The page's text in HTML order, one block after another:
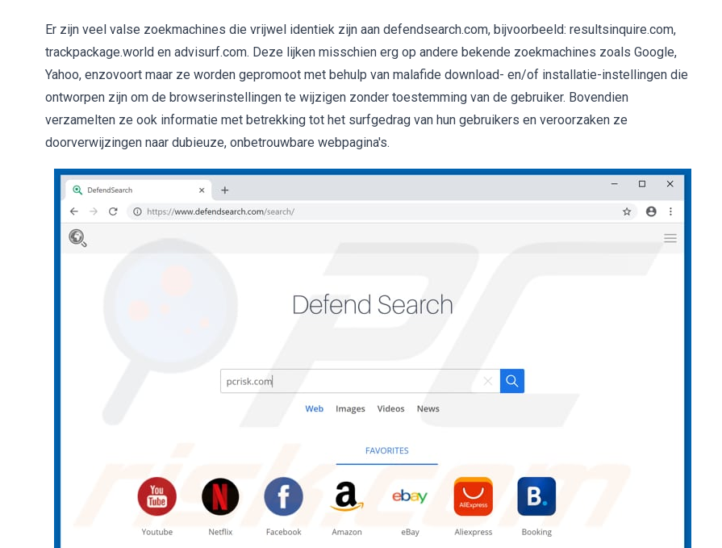
Er zijn veel valse zoekmachines die vrijwel identiek zijn aan defendsearch.com, bijvoorbeeld: resultsinquire.com,
trackpackage.world en advisurf.com. Deze lijken misschien erg op andere bekende zoekmachines zoals Google,
Yahoo, enzovoort maar ze worden gepromoot met behulp van malafide download- en/of installatie-instellingen die
ontworpen zijn om de browserinstellingen te wijzigen zonder toestemming van de gebruiker. Bovendien
verzamelten ze ook informatie met betrekking tot het surfgedrag van hun gebruikers en veroorzaken ze
doorverwijzingen naar dubieuze, onbetrouwbare webpagina's.